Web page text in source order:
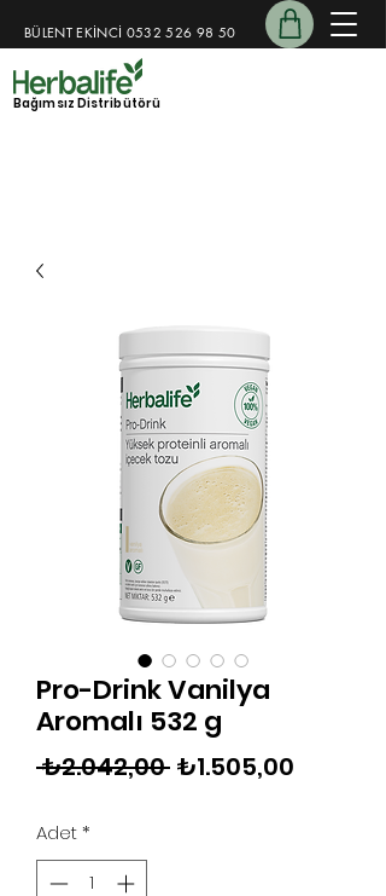
BÜLENT EKİNCİ 0532 526 98 50
Bağımsız Distribütörü
Pro-Drink Vanilya
Aromalı 532 g
₺2.042,00 Normal
₺1.505,00
Adet*